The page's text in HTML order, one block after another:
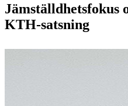
Jämställdhetsfokus
KTH-satsning